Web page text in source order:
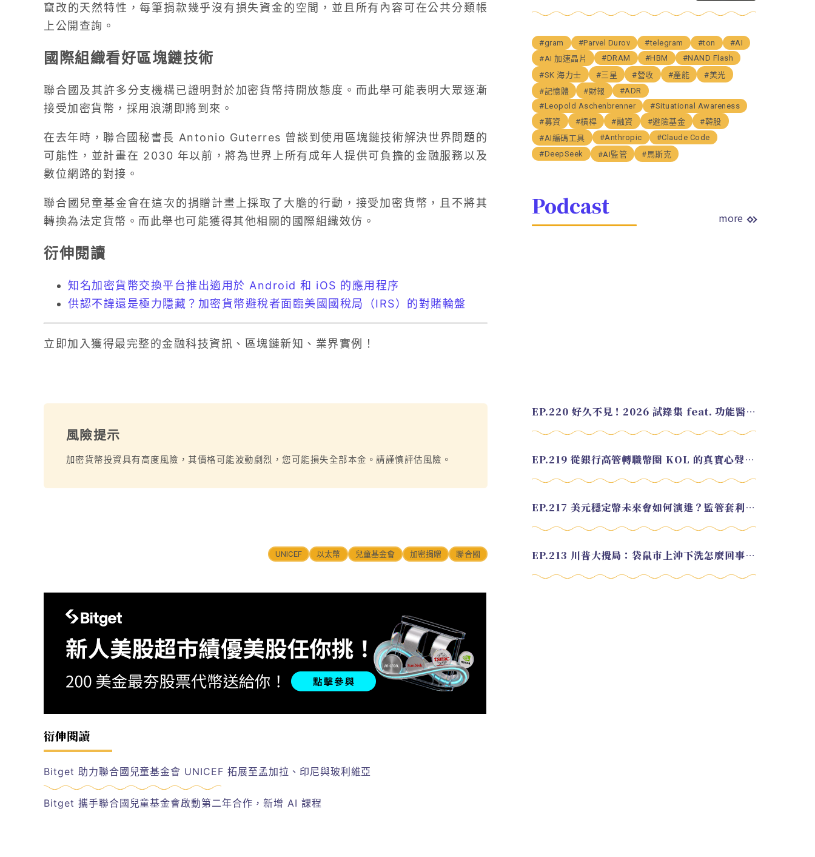
竄改的天然特性，每筆捐款幾乎沒有損失資金的空間，並且所有內容可在公共分類帳
上公開查詢。
國際組織看好區塊鏈技術
聯合國及其許多分支機構已證明對於加密貨幣持開放態度。而此舉可能表明大眾逐漸
接受加密貨幣，採用浪潮即將到來。
在去年時，聯合國秘書長 Antonio Guterres 曾談到使用區塊鏈技術解決世界問題的
可能性，並計畫在 2030 年以前，將為世界上所有成年人提供可負擔的金融服務以及
數位網路的對接。
聯合國兒童基金會在這次的捐贈計畫上採取了大膽的行動，接受加密貨幣，且不將其
轉換為法定貨幣。而此舉也可能獲得其他相關的國際組織效仿。
衍伸閱讀
知名加密貨幣交換平台推出適用於 Android 和 iOS 的應用程序
供認不諱還是極力隱藏？加密貨幣避稅者面臨美國國稅局（IRS）的對賭輪盤
立即加入獲得最完整的金融科技資訊、區塊鏈新知、業界實例！
風險提示
加密貨幣投資具有高度風險，其價格可能波動劇烈，您可能損失全部本金。請謹慎評估風險。
UNICEF 以太幣 兒童基金會 加密捐贈 聯合國
衍伸閱讀
Bitget 助力聯合國兒童基金會 UNICEF 拓展至孟加拉、印尼與玻利維亞
Bitget 攜手聯合國兒童基金會啟動第二年合作，新增 AI 課程
#gram #Parvel Durov #telegram #ton
#AI
#AI 加速晶片
#DRAM #HBM
#NAND Flash
#SK 海力士
#三星 #營收 #產能
#美光
#記憶體
#財報
#ADR
#Leopold Aschenbrenner
#Situational Awareness
#募資
#槓桿 #融資 #避險基金
#韓股
#AI編碼工具
#Anthropic
#Claude Code
#DeepSeek
#AI監管 #馬斯克
Podcast more
EP.220 好久不見！2026 試錄集 feat. 功能醫學營養師 美寶
EP.219 從銀行高管轉職幣圈 KOL 的真實心聲 feat.龜大
EP.217 美元穩定幣未來會如何演進？監管套利終將收斂？feat. 研究員 余哲安
EP.213 川普大攪局：袋鼠市上沖下洗怎麼回事？feat. Alvin